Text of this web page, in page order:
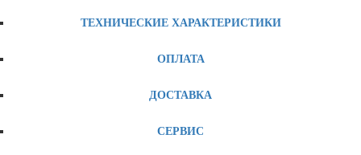
ТЕХНИЧЕСКИЕ ХАРАКТЕРИСТИКИ
ОПЛАТА
ДОСТАВКА
СЕРВИС